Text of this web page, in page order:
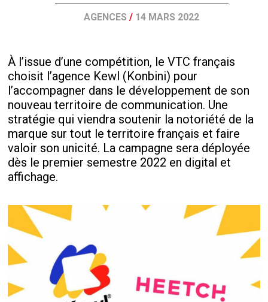
AGENCES / 14 MARS 2022
À l’issue d’une compétition, le VTC français
choisit l’agence Kewl (Konbini) pour
l’accompagner dans le développement de son
nouveau territoire de communication. Une
stratégie qui viendra soutenir la notoriété de la
marque sur tout le territoire français et faire
valoir son unicité. La campagne sera déployée
dès le premier semestre 2022 en digital et
affichage.